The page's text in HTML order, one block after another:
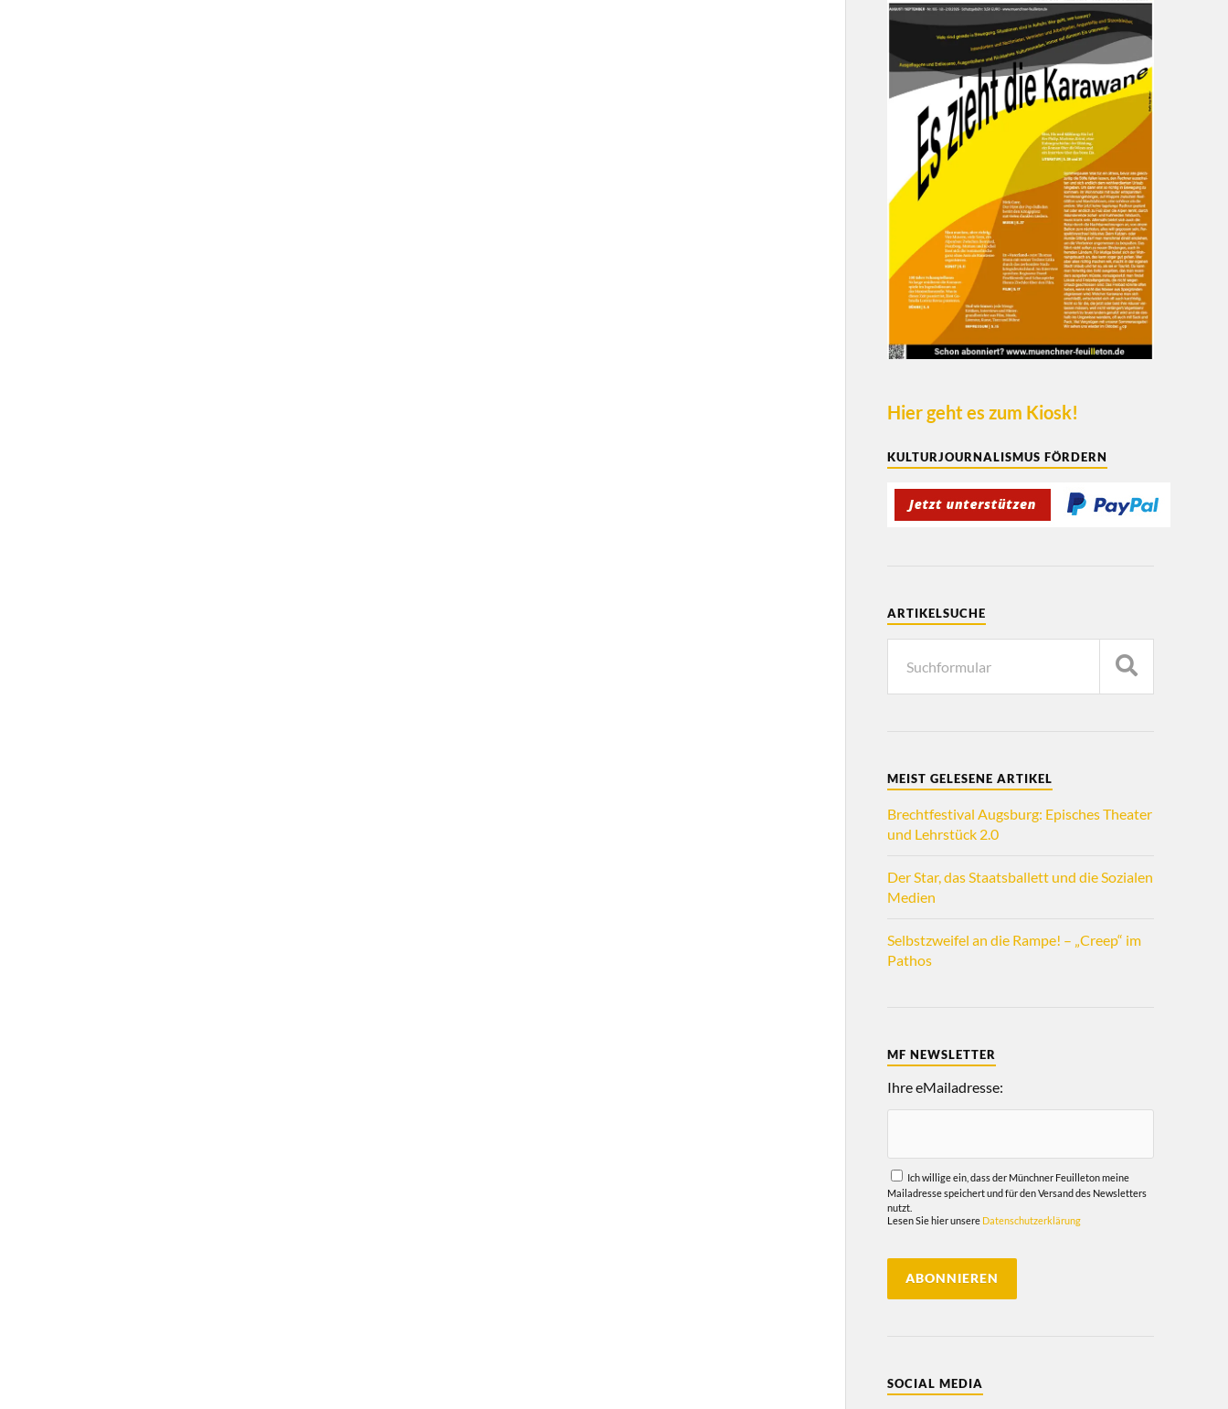
Hier geht es zum Kiosk!
KULTURJOURNALISMUS FÖRDERN
ARTIKELSUCHE
MEIST GELESENE ARTIKEL
Brechtfestival Augsburg: Episches Theater
und Lehrstück 2.0
Der Star, das Staatsballett und die Sozialen
Medien
Selbstzweifel an die Rampe! – „Creep“ im
Pathos
MF NEWSLETTER
Ihre eMailadresse:
Ich willige ein, dass der Münchner Feuilleton meine
Mailadresse speichert und für den Versand des Newsletters
nutzt.
Lesen Sie hier unsere Datenschutzerklärung
SOCIAL MEDIA